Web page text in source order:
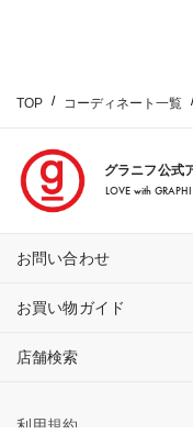
TOP コーディネート一覧
グラニフ公式
LOVE with
お問い合わせ
お買い物ガイド
店舗検索
利用規約